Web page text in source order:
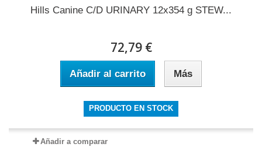
Hills Canine C/D URINARY 12x354 g STEW...
72,79 €
Añadir al carrito Más
PRODUCTO EN STOCK
Añadir a comparar